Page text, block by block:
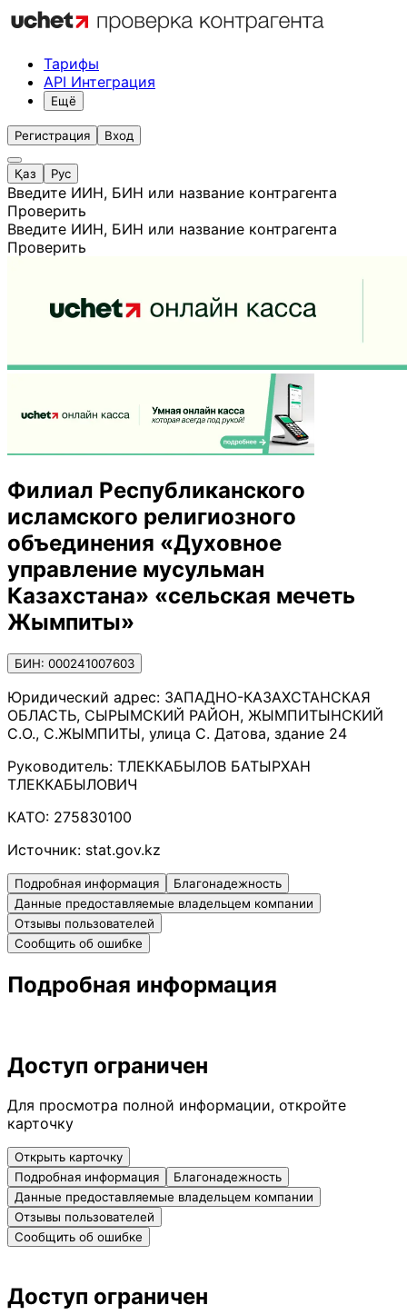
Тарифы
API Интеграция
Ещё
Регистрация Вход
Қаз Рус
Введите ИИН, БИН или название контрагента
Проверить
Введите ИИН, БИН или название контрагента
Проверить
Филиал Республиканского
исламского религиозного
объединения «Духовное
управление мусульман
Казахстана» «сельская мечеть
Жымпиты»
БИН: 000241007603
Юридический адрес: ЗАПАДНО-КАЗАХСТАНСКАЯ
ОБЛАСТЬ, СЫРЫМСКИЙ РАЙОН, ЖЫМПИТЫНСКИЙ
С.О., С.ЖЫМПИТЫ, улица С. Датова, здание 24
Руководитель: ТЛЕККАБЫЛОВ БАТЫРХАН
ТЛЕККАБЫЛОВИЧ
КАТО: 275830100
Источник: stat.gov.kz
Подробная информация
Благонадежность
Данные предоставляемые владельцем компании
Отзывы пользователей
Сообщить об ошибке
Подробная информация
Доступ ограничен
Для просмотра полной информации, откройте
карточку
Открыть карточку
Подробная информация
Благонадежность
Данные предоставляемые владельцем компании
Отзывы пользователей
Сообщить об ошибке
Доступ ограничен